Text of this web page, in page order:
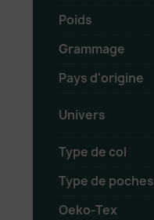
Poids
Grammage
Pays d'origine
Univers
Type de col
Type de poches
Oeko-Tex